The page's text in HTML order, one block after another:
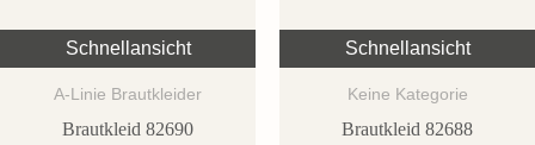
Schnellansicht
A-Linie Brautkleider
Brautkleid 82690
Schnellansicht
Keine Kategorie
Brautkleid 82688